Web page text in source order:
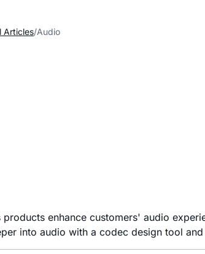
Articles Audio
enhance customers' audio
into audio with a codec design tool